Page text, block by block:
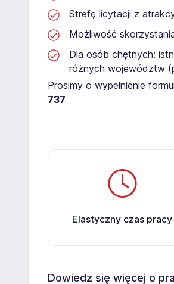
Strefę licytacji z
Możliwość
Dla osób chętnych:
różnych województw
Prosimy o wypełnienie
737
Elastyczny czas pracy
Dowiedz się więcej o